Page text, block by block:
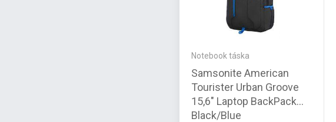
Notebook táska
Samsonite American
Tourister Urban Groove
15,6" Laptop BackPack
Black/Blue